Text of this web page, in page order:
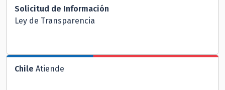
Solicitud de Información
Ley de Transparencia
Chile Atiende